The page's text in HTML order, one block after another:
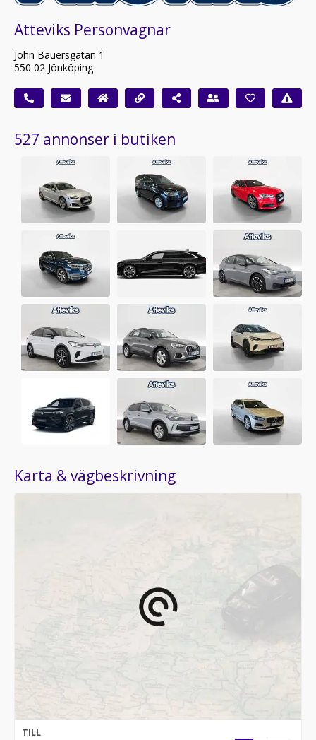
Atteviks Personvagnar
John Bauersgatan 1
550 02 Jönköping
527 annonser i butiken
Karta & vägbeskrivning
TILL